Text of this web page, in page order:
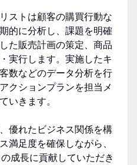
ストは顧客の購買行動な
的に分析し、課題を明確
た販売計画の策定、商品
実行します。実施したキ
数などのデータ分析を行
クションプランを担当メ
いきます。
優れたビジネス関係を構
満足度を確保しながら、
成長に貢献していただき